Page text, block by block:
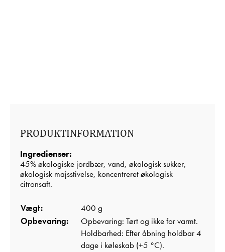
PRODUKTINFORMATION
Ingredienser:
45% økologiske jordbær, vand, økologisk sukker,
økologisk majsstivelse, koncentreret økologisk
citronsaft.
Vægt:
400 g
Opbevaring:
Opbevaring: Tørt og ikke for varmt.
Holdbarhed: Efter åbning holdbar 4
dage i køleskab (+5 °C).